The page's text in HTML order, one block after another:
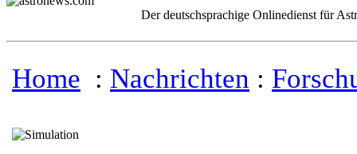
Der deutschsprachige Onlinedienst für
Home : Nachrichten :